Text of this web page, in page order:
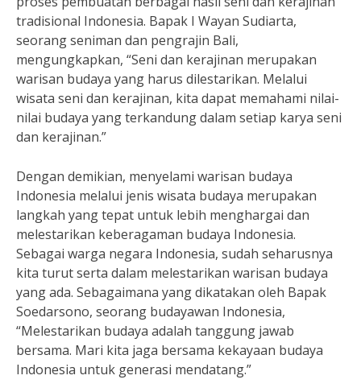
tradisional Indonesia. Bapak I Wayan Sudiarta,
seorang seniman dan pengrajin Bali,
mengungkapkan, “Seni dan kerajinan merupakan
warisan budaya yang harus dilestarikan. Melalui
wisata seni dan kerajinan, kita dapat memahami nilai-
nilai budaya yang terkandung dalam setiap karya seni
dan kerajinan.”
Dengan demikian, menyelami warisan budaya
Indonesia melalui jenis wisata budaya merupakan
langkah yang tepat untuk lebih menghargai dan
melestarikan keberagaman budaya Indonesia.
Sebagai warga negara Indonesia, sudah seharusnya
kita turut serta dalam melestarikan warisan budaya
yang ada. Sebagaimana yang dikatakan oleh Bapak
Soedarsono, seorang budayawan Indonesia,
“Melestarikan budaya adalah tanggung jawab
bersama. Mari kita jaga bersama kekayaan budaya
Indonesia untuk generasi mendatang.”